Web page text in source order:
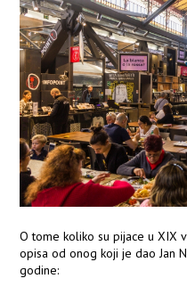
O tome koliko su pijace u XIX
opisa od onog koji je dao Jan
godine: